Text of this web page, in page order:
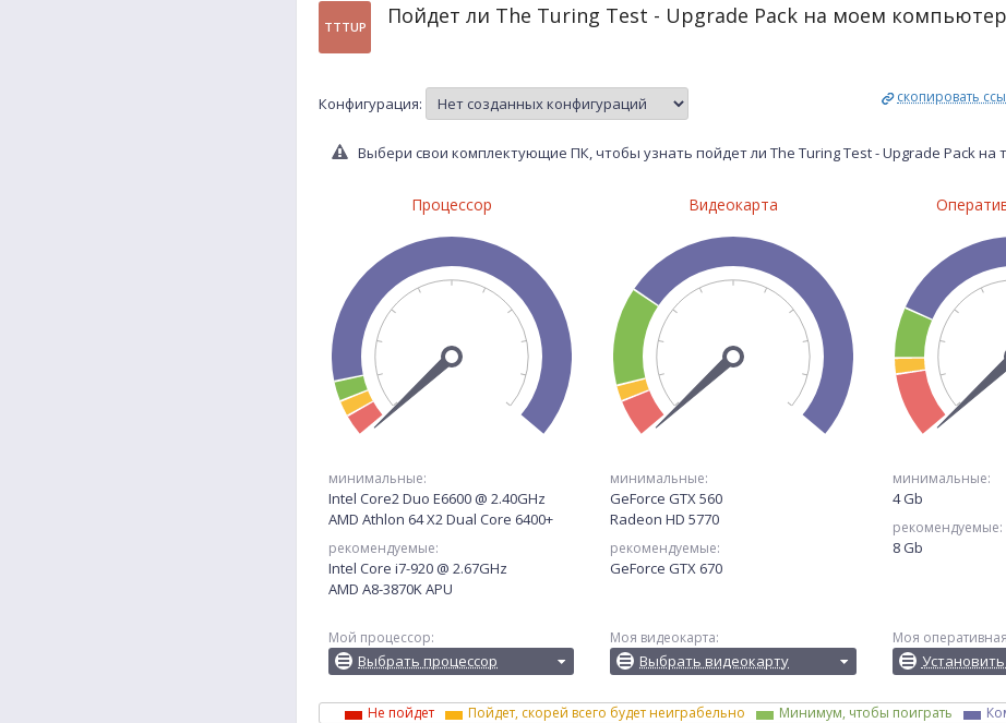
TTTUP Пойдет ли The Turing Test - Upgrade Pack на моем
Конфигурация: скопировать
Выбери свои комплектующие ПК, чтобы узнать пойдет ли The Turing Test - Upgrade Pack
Процессор
минимальные:
Intel Core2 Duo E6600 @ 2.40GHz
AMD Athlon 64 X2 Dual Core 6400+
рекомендуемые:
Intel Core i7-920 @ 2.67GHz
AMD A8-3870K APU
Мой процессор:
Выбрать процессор
Видеокарта
минимальные:
GeForce GTX 560
Radeon HD 5770
рекомендуемые:
GeForce GTX 670
Моя видеокарта:
Выбрать видеокарту
минимальные:
4 Gb
рекомендуемые:
8 Gb
Моя
Не пойдет Пойдет, скорей всего будет неиграбельно Минимум, чтобы поиграть